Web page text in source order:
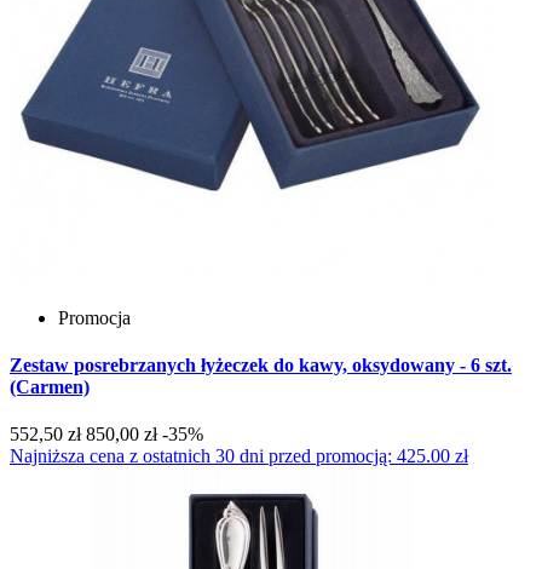
Promocja
Zestaw posrebrzanych łyżeczek do kawy, oksydowany - 6 szt.
(Carmen)
552,50 zł 850,00 zł -35%
Najniższa cena z ostatnich 30 dni przed promocją: 425.00 zł